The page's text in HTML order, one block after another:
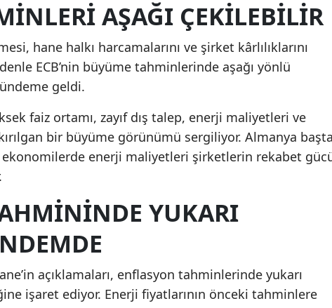
AŞAĞI ÇEKILEBILIR
hane halkı harcamalarını ve şirket kârlılıklarını
ECB’nin büyüme tahminlerinde aşağı yönlü
geldi.
faiz ortamı, zayıf dış talep, enerji maliyetleri ve
bir büyüme görünümü sergiliyor. Almanya
ekonomilerde enerji maliyetleri şirketlerin rekabet
YUKARI
açıklamaları, enflasyon tahminlerinde yukarı
işaret ediyor. Enerji fiyatlarının önceki tahminlere